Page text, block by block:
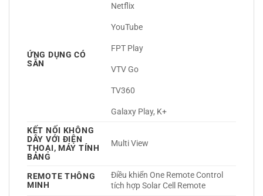
ỨNG DỤNG CÓ
SẴN
Netflix
YouTube
FPT Play
VTV Go
TV360
Galaxy Play, K+
KẾT NỐI KHÔNG
DÂY VỚI ĐIỆN
THOẠI, MÁY TÍNH
BẢNG
Multi View
REMOTE THÔNG
MINH
Điều khiển One Remote Control
tích hợp Solar Cell Remote